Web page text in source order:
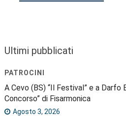
Ultimi pubblicati
PATROCINI
A Cevo (BS) “Il Festival” e a Darfo
Concorso” di Fisarmonica
Agosto 3, 2026